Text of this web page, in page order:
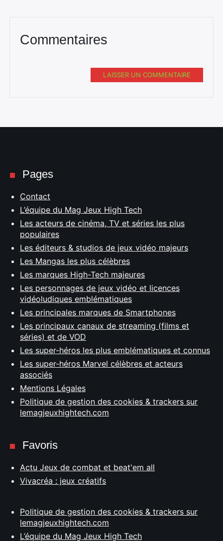
Commentaires
LAISSER UN COMMENTAIRE
Pages
Contact
L’équipe du Mag Jeux High Tech
Les acteurs de cinéma, TV et séries les plus
populaires
Les éditeurs & studios de jeux vidéo majeurs
Les Mangas les plus célèbres
Les marques High-Tech majeures
Les personnages de jeux vidéo et licences
vidéoludiques emblématiques
Les principales marques de Smartphones
Les principaux canaux de streaming (films et
séries) et de VOD
Les super-héros les plus emblématiques et connus
Les super-héros Marvel célèbres et acteurs
associés
Mentions Légales
Politique de gestion des cookies & trackers sur
lemagjeuxhightech.com
Favoris
Actu Jeux de combat et beat'em all
Vivacréa : jeux créatifs
Politique de gestion des cookies & trackers sur
lemagjeuxhightech.com
L’équipe du Mag Jeux High Tech